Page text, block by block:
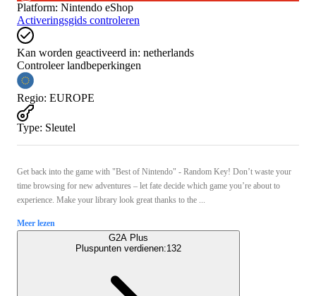
Platform: Nintendo eShop
Activeringsgids controleren
Kan worden geactiveerd in: netherlands
Controleer landbeperkingen
Regio: EUROPE
Type: Sleutel
Get back into the game with "Best of Nintendo" - Random Key! Don’t waste your
time browsing for new adventures – let fate decide which game you’re about to
experience. Make your library look great thanks to the ...
Meer lezen
G2A Plus
Pluspunten verdienen:132